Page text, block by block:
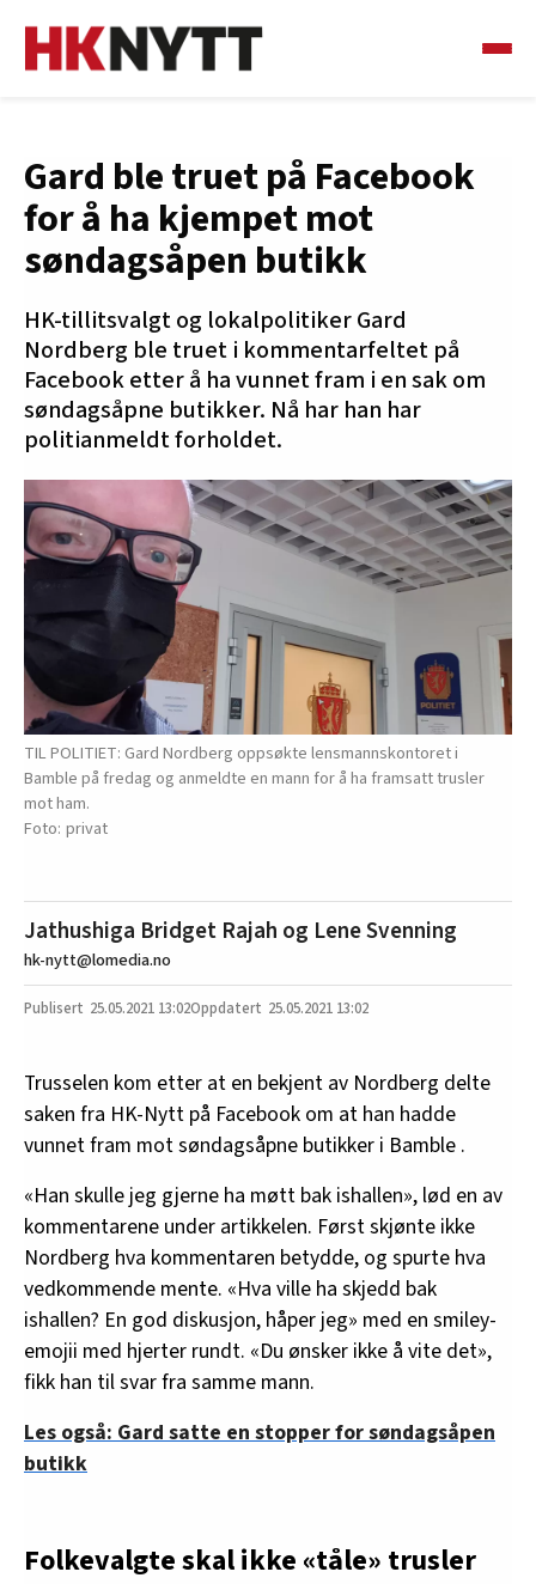
Gard ble truet på Facebook
for å ha kjempet mot
søndagsåpen butikk
HK-tillitsvalgt og lokalpolitiker Gard
Nordberg ble truet i kommentarfeltet på
Facebook etter å ha vunnet fram i en sak om
søndagsåpne butikker. Nå har han har
politianmeldt forholdet.
TIL POLITIET: Gard Nordberg oppsøkte lensmannskontoret i
Bamble på fredag og anmeldte en mann for å ha framsatt trusler
mot ham.
privat
Jathushiga Bridget Rajah og Lene Svenning
hk-nytt@lomedia.no
25.05.2021 13:02 25.05.2021 13:02
Trusselen kom etter at en bekjent av Nordberg delte
saken fra HK-Nytt på Facebook om at han hadde
vunnet fram mot søndagsåpne butikker i Bamble .
«Han skulle jeg gjerne ha møtt bak ishallen», lød en av
kommentarene under artikkelen. Først skjønte ikke
Nordberg hva kommentaren betydde, og spurte hva
vedkommende mente. «Hva ville ha skjedd bak
ishallen? En god diskusjon, håper jeg» med en smiley-
emojii med hjerter rundt. «Du ønsker ikke å vite det»,
fikk han til svar fra samme mann.
Les også: Gard satte en stopper for søndagsåpen
butikk
Folkevalgte skal ikke «tåle» trusler